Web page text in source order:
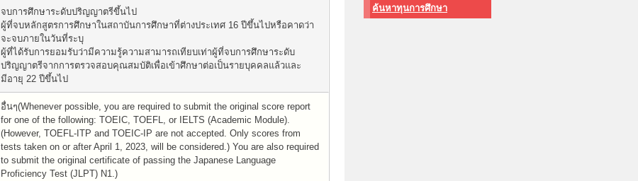
จบการศึกษาระดับปริญญาตรีขึ้นไป
ผู้ที่จบหลักสูตรการศึกษาในสถาบันการศึกษาที่ต่างประเทศ 16 ปีขึ้นไปหรือคาดว่า
จะจบภายในวันที่ระบุ
ผู้ที่ได้รับการยอมรับว่ามีความรู้ความสามารถเทียบเท่าผู้ที่จบการศึกษาระดับ
ปริญญาตรีจากการตรวจสอบคุณสมบัติเพื่อเข้าศึกษาต่อเป็นรายบุคคลแล้วและ
มีอายุ 22 ปีขึ้นไป
อื่นๆ(Whenever possible, you are required to submit the original score report
for one of the following: TOEIC, TOEFL, or IELTS (Academic Module).
(However, TOEFL-ITP and TOEIC-IP are not accepted. Only scores from
tests taken on or after April 1, 2023, will be considered.) You are also required
to submit the original certificate of passing the Japanese Language
Proficiency Test (JLPT) N1.)
ค้นหาทุนการศึกษา